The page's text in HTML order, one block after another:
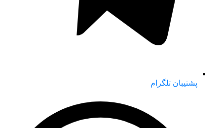
پشتیبان تلگرام